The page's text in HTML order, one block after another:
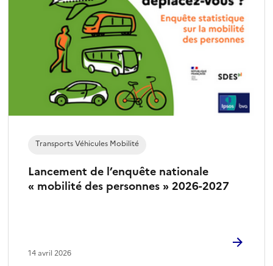
Lancement de l’enquête nationale
« mobilité des personnes » 2026-2027
Transports Véhicules Mobilité
14 avril 2026